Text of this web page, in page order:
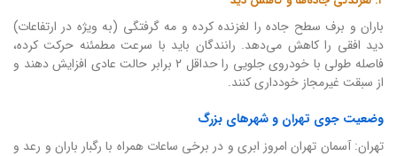
باران و برف سطح جاده را لغزنده کرده و مه گرفتگی (به ویژه در ارتفاعات)
دید افقی را کاهش می‌دهد. رانندگان باید با سرعت مطمئنه حرکت کرده،
فاصله طولی با خودروی جلویی را حداقل ۲ برابر حالت عادی افزایش دهند و
از سبقت غیرمجاز خودداری کنند.
وضعیت جوی تهران و شهرهای بزرگ
تهران: آسمان تهران امروز ابری و در برخی ساعات همراه با رگبار باران و رعد و